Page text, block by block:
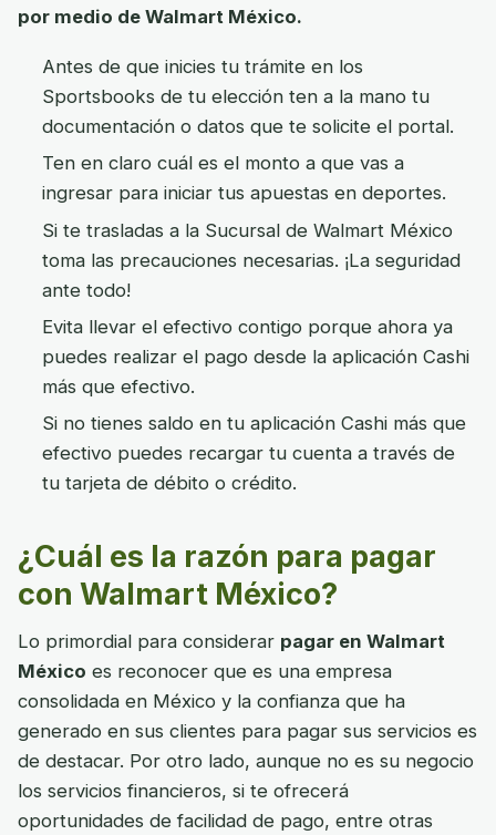
por medio de Walmart México.
Antes de que inicies tu trámite en los
Sportsbooks de tu elección ten a la mano tu
documentación o datos que te solicite el portal.
Ten en claro cuál es el monto a que vas a
ingresar para iniciar tus apuestas en deportes.
Si te trasladas a la Sucursal de Walmart México
toma las precauciones necesarias. ¡La seguridad
ante todo!
Evita llevar el efectivo contigo porque ahora ya
puedes realizar el pago desde la aplicación Cashi
más que efectivo.
Si no tienes saldo en tu aplicación Cashi más que
efectivo puedes recargar tu cuenta a través de
tu tarjeta de débito o crédito.
¿Cuál es la razón para pagar
con Walmart México?
Lo primordial para considerar pagar en Walmart
México es reconocer que es una empresa
consolidada en México y la confianza que ha
generado en sus clientes para pagar sus servicios es
de destacar. Por otro lado, aunque no es su negocio
los servicios financieros, si te ofrecerá
oportunidades de facilidad de pago, entre otras